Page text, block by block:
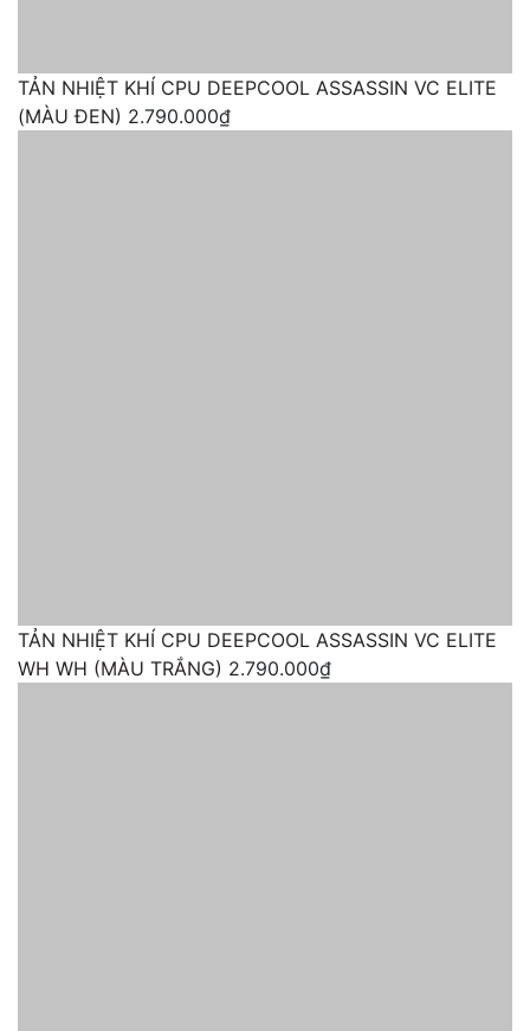
TẢN NHIỆT KHÍ CPU DEEPCOOL ASSASSIN VC ELITE
(MÀU ĐEN) 2.790.000₫
TẢN NHIỆT KHÍ CPU DEEPCOOL ASSASSIN VC ELITE
WH WH (MÀU TRẮNG) 2.790.000₫